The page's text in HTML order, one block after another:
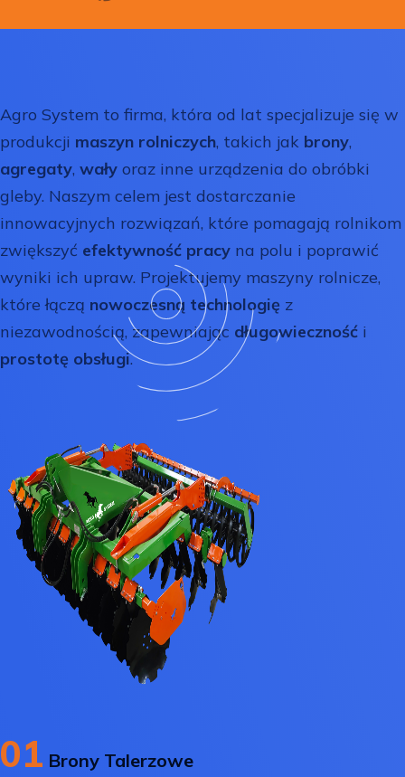
Agro System to firma, która od lat specjalizuje się w
produkcji maszyn rolniczych, takich jak brony,
agregaty, wały oraz inne urządzenia do obróbki
gleby. Naszym celem jest dostarczanie
innowacyjnych rozwiązań, które pomagają rolnikom
zwiększyć efektywność pracy na polu i poprawić
wyniki ich upraw. Projektujemy maszyny rolnicze,
które łączą nowoczesną technologię z
niezawodnością, zapewniając długowieczność i
prostotę obsługi.
01 Brony Talerzowe